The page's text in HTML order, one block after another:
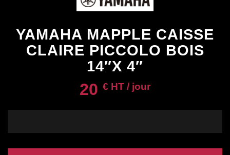
YAMAHA MAPPLE CAISSE
CLAIRE PICCOLO BOIS
14″X 4″
20 € HT / jour